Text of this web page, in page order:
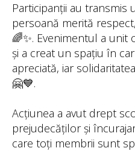
Participanții au transmis
persoană merită
🌈✨. Evenimentul a
și a creat un spațiu în
apreciată, iar
🤗💙.
Acțiunea a avut drept
prejudecăților și
care toți membrii sunt